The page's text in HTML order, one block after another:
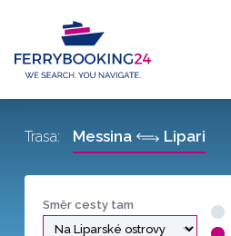
Směr cesty tam
Trasa: Messina Lipari